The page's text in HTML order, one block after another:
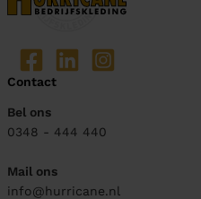
Contact
Bel ons
0348 - 444 440
Mail ons
info@hurricane.nl